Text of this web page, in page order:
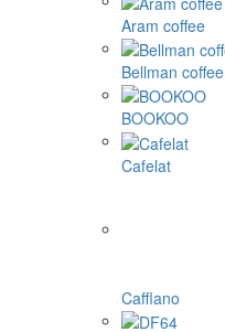
Aram coffee
Bellman coffee
BOOKOO
Cafelat
Cafflano